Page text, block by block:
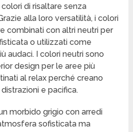
di risaltare senza
alla loro versatilità, i colori
combinati con altri neutri per
o utilizzati come
audaci. I colori neutri sono
design per le aree più
al relax perché creano
e pacifica.
morbido grigio con arredi
sofisticata ma